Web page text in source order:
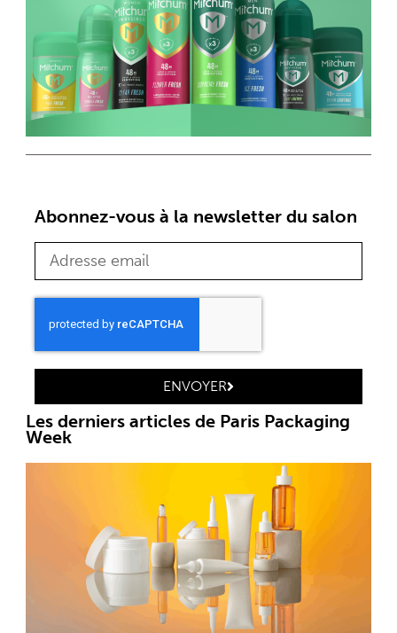
Abonnez-vous à la newsletter du salon
ENVOYER
Les derniers articles de Paris Packaging
Week